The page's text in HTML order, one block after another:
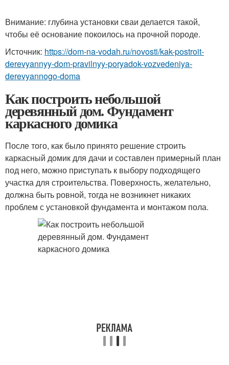
Внимание: глубина установки сваи делается такой,
чтобы её основание покоилось на прочной породе.
Источник: https://dom-na-vodah.ru/novosti/kak-postroit-
derevyannyy-dom-pravilnyy-poryadok-vozvedeniya-
derevyannogo-doma
Как построить небольшой
деревянный дом. Фундамент
каркасного домика
После того, как было принято решение строить
каркасный домик для дачи и составлен примерный план
под него, можно приступать к выбору подходящего
участка для строительства. Поверхность, желательно,
должна быть ровной, тогда не возникнет никаких
проблем с установкой фундамента и монтажом пола.